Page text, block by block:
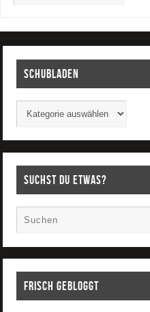
Schubladen
Suchst Du etwas?
Frisch gebloggt